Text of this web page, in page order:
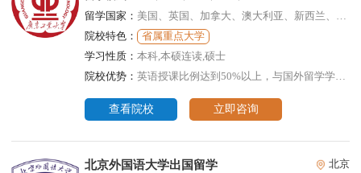
留学国家： 美国、英国、加拿大、澳大利亚、新西兰、意大利、瑞士、新加坡、马来西亚、泰国
院校特色：
省属重点大学
学习性质： 本科,本硕连读,硕士
院校优势： 英语授课比例达到50%以上，与国外留学学生零距离对话交流
查看院校 立即咨询
北京外国语大学出国留学 北京